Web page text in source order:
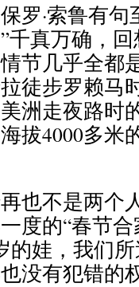
罗·索鲁有
千真万确，
节几乎全都
徒步罗赖马
洲走夜路时
拔4000多米
也不是两个
度的“春节
的娃，我们
没有犯错的